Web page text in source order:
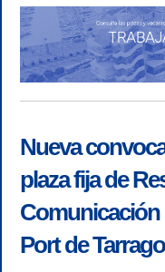
Nueva
plaza fija de
Comunicación
Port de